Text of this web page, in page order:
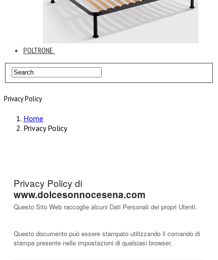
POLTRONE
Privacy Policy
Home
Privacy Policy
Privacy Policy di
www.dolcesonnocesena.com
Questo Sito Web raccoglie alcuni Dati Personali dei propri Utenti.
Questo documento può essere stampato utilizzando il comando di
stampa presente nelle impostazioni di qualsiasi browser.